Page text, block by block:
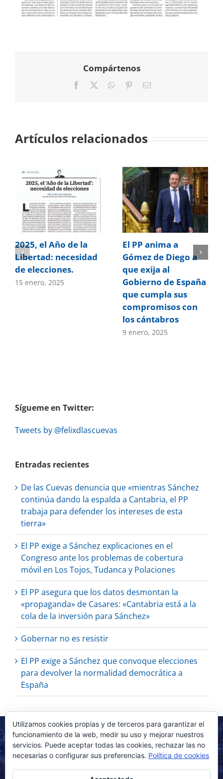
Compártenos
Facebook WhatsApp
PinterestCorreo
Artículos relacionados
2025, el Año de la
Libertad: necesidad
de elecciones.
15 enero, 2025
El PP anima a
Gómez de Diego a
que exija al
Gobierno de España
que cumpla sus
compromisos con
los cántabros
9 enero, 2025
Sígueme en Twitter:
Tweets by @felixdlascuevas
Entradas recientes
De las Cuevas denuncia que «mientras Sánchez
continúa dando la espalda a Cantabria, el PP
trabaja para defender los intereses de esta
tierra»
El PP exige a Sánchez explicaciones en el
Congreso ante los problemas de cobertura
móvil en Los Tojos, Tudanca y Polaciones
El PP asegura que los datos desmontan la
«propaganda» de Casares: «Cantabria está a la
cola de la inversión para Sánchez»
Gobernar no es resistir
El PP exige a Sánchez que convoque elecciones
para devolver la normalidad democrática a
España
Utilizamos cookies propias y de terceros para garantizar el
funcionamiento de la web, medir su uso y mejorar nuestros
servicios. Puede aceptar todas las cookies, rechazar las no
necesarias o configurar sus preferencias. Política de cookies